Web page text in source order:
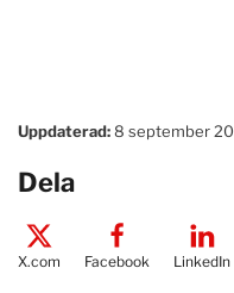
Uppdaterad:8 september
Dela
X.com Facebook LinkedIn